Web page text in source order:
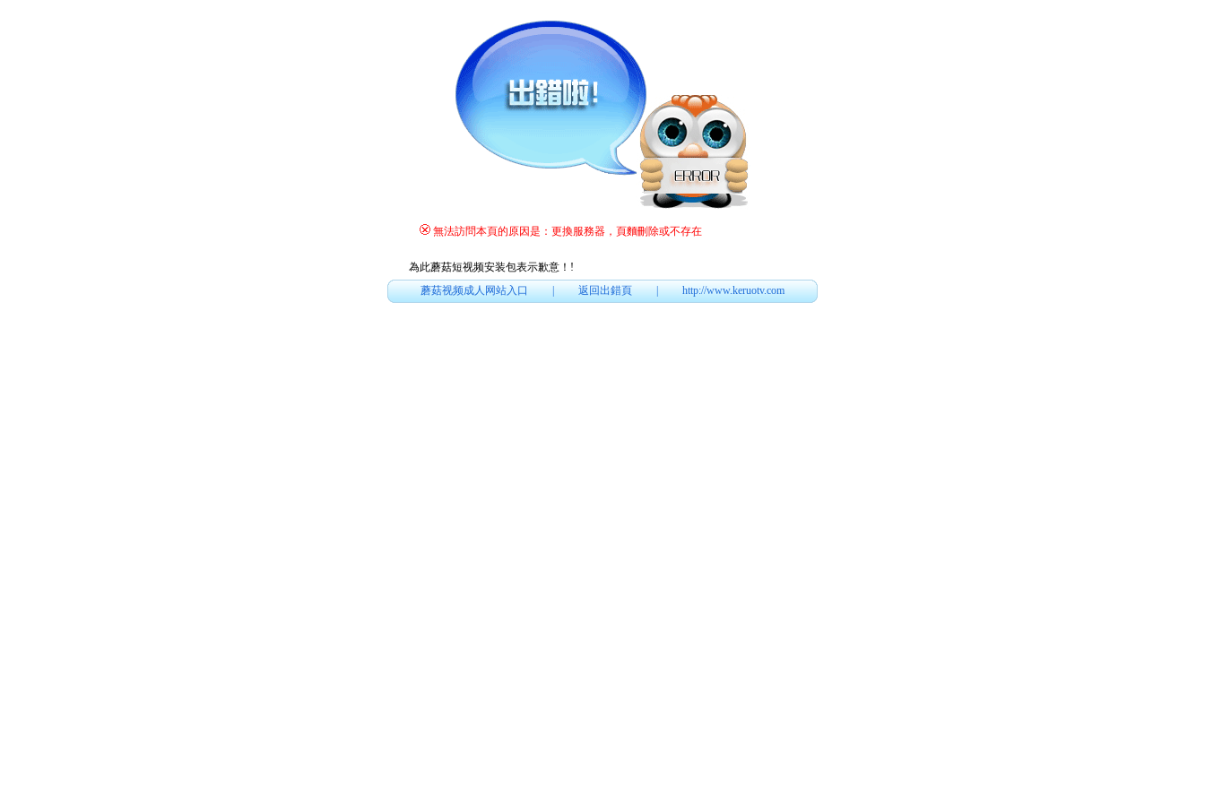
無法訪問本頁的原因是：更換服務器，頁麵刪除或不存在
為此蘑菇短视频安装包表示歉意！ !
蘑菇视频成人网站入口|返回出錯頁|http://www.keruotv.com